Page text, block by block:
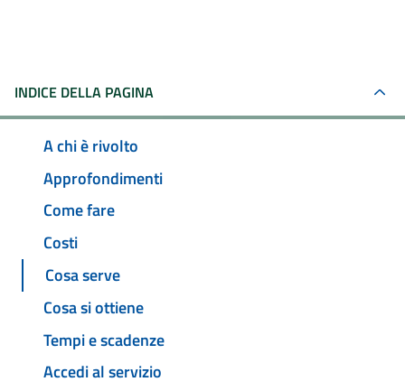
INDICE DELLA PAGINA
A chi è rivolto
Approfondimenti
Come fare
Costi
Cosa serve
Cosa si ottiene
Tempi e scadenze
Accedi al servizio